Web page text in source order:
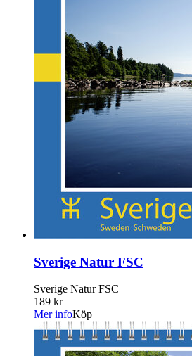
Sverige Natur FSC
Sverige Natur FSC
189 kr
Mer infoKöp